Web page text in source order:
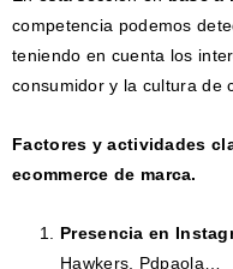
competencia podemos
teniendo en cuenta los
consumidor y la cultura de
Factores y actividades
ecommerce de marca.
Presencia en
Hawkers, Pdpaola…